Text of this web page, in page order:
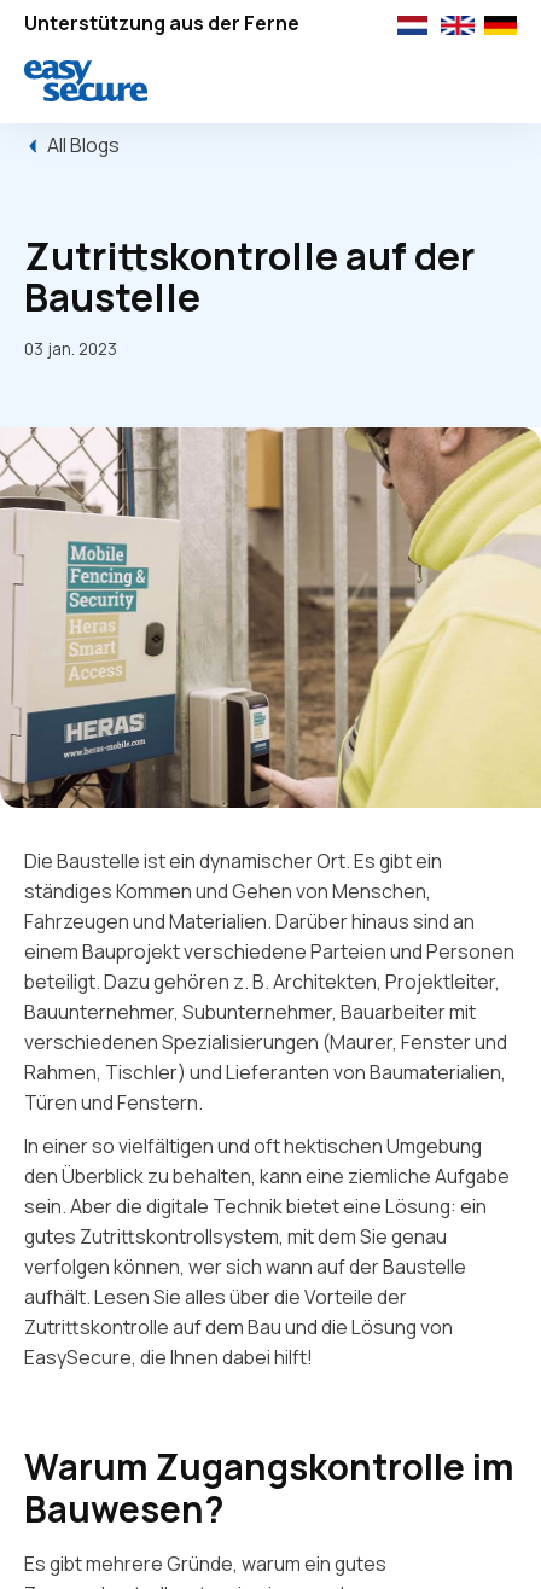
Unterstützung aus der Ferne
All Blogs
Zutrittskontrolle auf der
Baustelle
03 jan. 2023
Die Baustelle ist ein dynamischer Ort. Es gibt ein
ständiges Kommen und Gehen von Menschen,
Fahrzeugen und Materialien. Darüber hinaus sind an
einem Bauprojekt verschiedene Parteien und Personen
beteiligt. Dazu gehören z. B. Architekten, Projektleiter,
Bauunternehmer, Subunternehmer, Bauarbeiter mit
verschiedenen Spezialisierungen (Maurer, Fenster und
Rahmen, Tischler) und Lieferanten von Baumaterialien,
Türen und Fenstern.
In einer so vielfältigen und oft hektischen Umgebung
den Überblick zu behalten, kann eine ziemliche Aufgabe
sein. Aber die digitale Technik bietet eine Lösung: ein
gutes Zutrittskontrollsystem, mit dem Sie genau
verfolgen können, wer sich wann auf der Baustelle
aufhält. Lesen Sie alles über die Vorteile der
Zutrittskontrolle auf dem Bau und die Lösung von
EasySecure, die Ihnen dabei hilft!
Warum Zugangskontrolle im
Bauwesen?
Es gibt mehrere Gründe, warum ein gutes